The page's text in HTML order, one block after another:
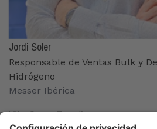
Jordi Soler
Responsable de Ventas Bulk y
Hidrógeno
Messer Ibérica
Vila-Seca, España